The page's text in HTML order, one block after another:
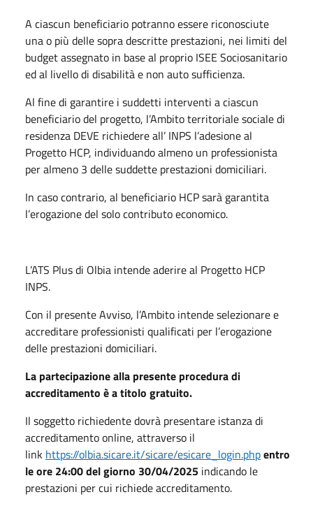
A ciascun beneficiario potranno essere riconosciute
una o più delle sopra descritte prestazioni, nei limiti del
budget assegnato in base al proprio ISEE Sociosanitario
ed al livello di disabilità e non auto sufficienza.
Al fine di garantire i suddetti interventi a ciascun
beneficiario del progetto, l’Ambito territoriale sociale di
residenza DEVE richiedere all’ INPS l’adesione al
Progetto HCP, individuando almeno un professionista
per almeno 3 delle suddette prestazioni domiciliari.
In caso contrario, al beneficiario HCP sarà garantita
l’erogazione del solo contributo economico.
L’ATS Plus di Olbia intende aderire al Progetto HCP
INPS.
Con il presente Avviso, l’Ambito intende selezionare e
accreditare professionisti qualificati per l’erogazione
delle prestazioni domiciliari.
La partecipazione alla presente procedura di
accreditamento è a titolo gratuito.
Il soggetto richiedente dovrà presentare istanza di
accreditamento online, attraverso il
link https://olbia.sicare.it/sicare/esicare_login.phpentro
le ore 24:00 del giorno 30/04/2025 indicando le
prestazioni per cui richiede accreditamento.